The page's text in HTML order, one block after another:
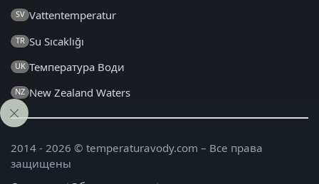
SV Vattentemperatur
TR Su Sıcaklığı
UK Температура Води
NZ New Zealand Waters
2014 - 2026 © temperaturavody.com – Все права
защищены